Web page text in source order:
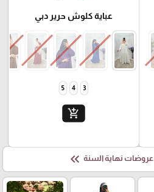
عباية كلوش حرير دبي
3
4
5
add_shopping_cart
عروضات نهاية السنة keyboard_double_arrow_left